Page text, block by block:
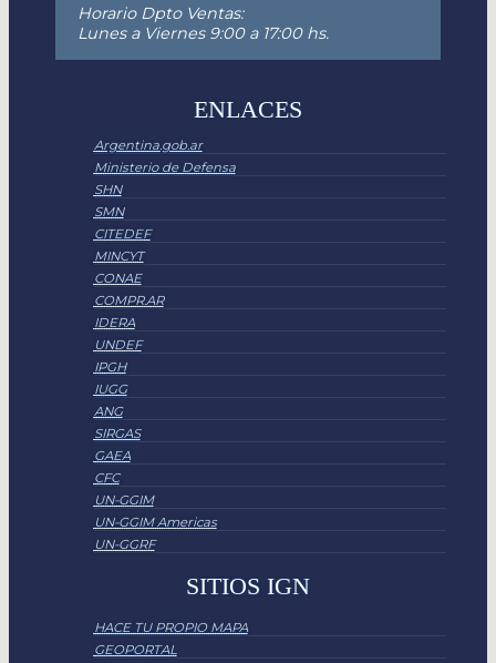
Horario Dpto Ventas:
Lunes a Viernes 9:00 a 17:00 hs.
ENLACES
Argentina.gob.ar
Ministerio de Defensa
SHN
SMN
CITEDEF
MINCYT
CONAE
COMPR.AR
IDERA
UNDEF
IPGH
IUGG
ANG
SIRGAS
GAEA
CFC
UN-GGIM
UN-GGIM Americas
UN-GGRF
SITIOS IGN
HACE TU PROPIO MAPA
GEOPORTAL